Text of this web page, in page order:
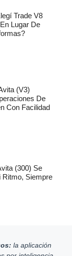
Trade V8
Lugar De
(V3)
De
Con Facilidad
(300) Se
Ritmo, Siempre
la aplicación